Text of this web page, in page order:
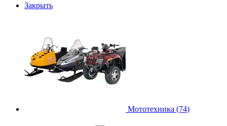
Закрыть
Мототехника (74)